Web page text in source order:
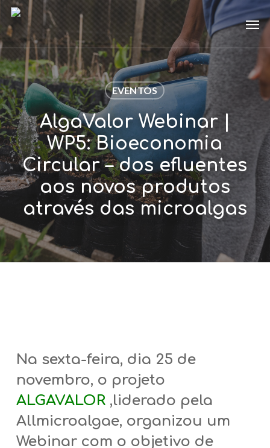
Skip
to
main
content
EVENTOS
AlgaValor Webinar |
WP5: Bioeconomia
Circular – dos efluentes
aos novos produtos
através das microalgas
Na sexta-feira, dia 25 de
novembro, o projeto
ALGAVALOR,liderado pela
Allmicroalgae, organizou um
Webinar com o objetivo de